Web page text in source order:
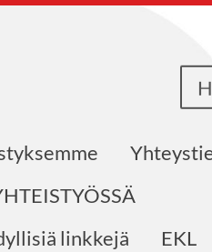
linkkejä
EKL